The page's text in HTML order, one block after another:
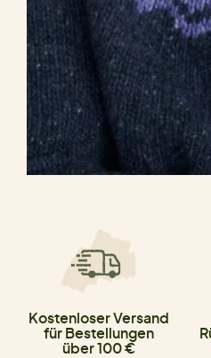
Kostenloser Versand
für Bestellungen
über 100 €